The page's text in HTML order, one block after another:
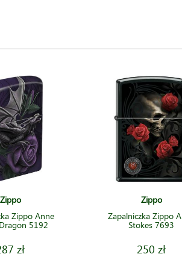
Zippo
Zippo Anne
5192
zł
Zippo
Zapalniczka Zippo
Stokes 7693
250 zł